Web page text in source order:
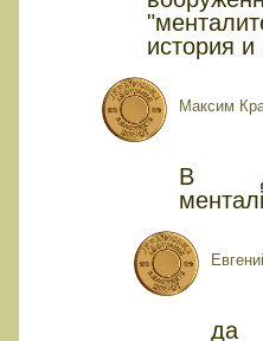
история и
Максим
В